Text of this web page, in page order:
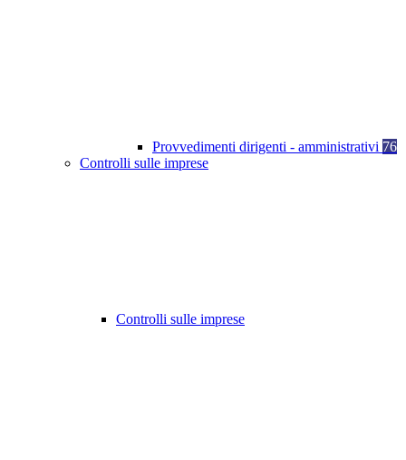
Provvedimenti dirigenti - amministrativi 76
Controlli sulle imprese
Controlli sulle imprese